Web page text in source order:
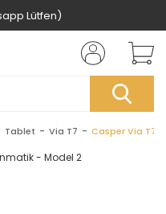
Lütfen)
Tablet Via T7 Casper Via T7